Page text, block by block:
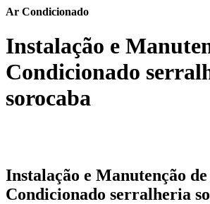
Ar Condicionado
Instalação e
Condicionado
sorocaba
Instalação e Manutenção
Condicionado serralheria